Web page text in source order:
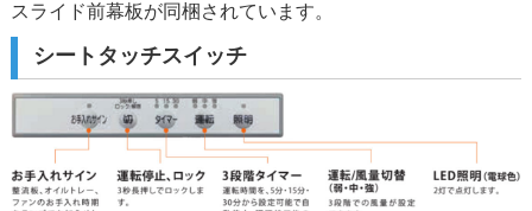
スライド前幕板が同梱されています。
シートタッチスイッチ